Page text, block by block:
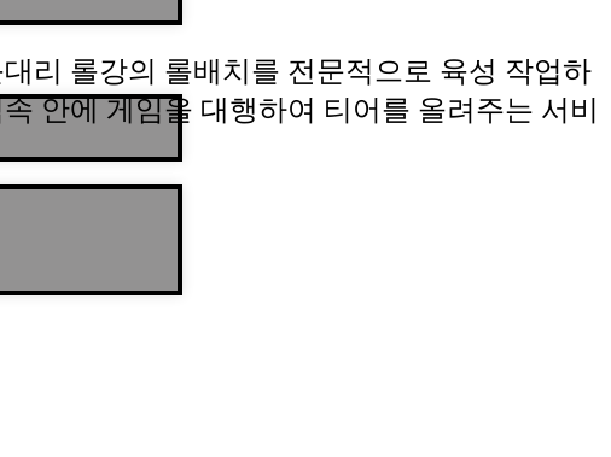
리 롤강의 롤배치를 전문적으로 육성 작업하
안에 게임을 대행하여 티어를 올려주는 서비